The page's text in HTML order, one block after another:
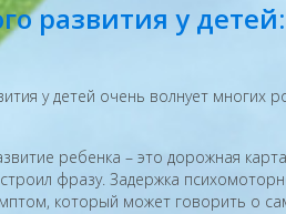
развития у
у детей очень волнует
ребенка – это дорожная
фразу. Задержка
который может говорить о